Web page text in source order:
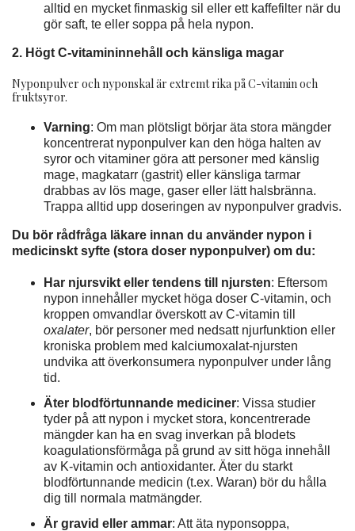
alltid en mycket finmaskig sil eller ett kaffefilter när du
gör saft, te eller soppa på hela nypon.
2. Högt C-vitamininnehåll och känsliga magar
Nyponpulver och nyponskal är extremt rika på C-vitamin och
fruktsyror.
Varning: Om man plötsligt börjar äta stora mängder
koncentrerat nyponpulver kan den höga halten av
syror och vitaminer göra att personer med känslig
mage, magkatarr (gastrit) eller känsliga tarmar
drabbas av lös mage, gaser eller lätt halsbränna.
Trappa alltid upp doseringen av nyponpulver gradvis.
Du bör rådfråga läkare innan du använder nypon i
medicinskt syfte (stora doser nyponpulver) om du:
Har njursvikt eller tendens till njursten: Eftersom
nypon innehåller mycket höga doser C-vitamin, och
kroppen omvandlar överskott av C-vitamin till
oxalater, bör personer med nedsatt njurfunktion eller
kroniska problem med kalciumoxalat-njursten
undvika att överkonsumera nyponpulver under lång
tid.
Äter blodförtunnande mediciner: Vissa studier
tyder på att nypon i mycket stora, koncentrerade
mängder kan ha en svag inverkan på blodets
koagulationsförmåga på grund av sitt höga innehåll
av K-vitamin och antioxidanter. Äter du starkt
blodförtunnande medicin (t.ex. Waran) bör du hålla
dig till normala matmängder.
Är gravid eller ammar: Att äta nyponsoppa,